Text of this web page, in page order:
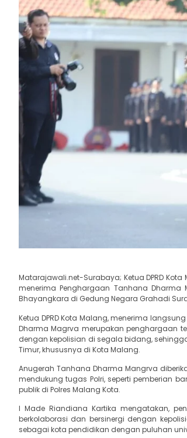
Matarajawali.net-Surabaya; Ketua DPRD
menerima Penghargaan Tanhana Dharma
Bhayangkara di Gedung Negara Grahadi
Ketua DPRD Kota Malang, menerima
Dharma Magrva merupakan penghargaan
dengan kepolisian di segala bidang,
Timur, khususnya di Kota Malang.
Anugerah Tanhana Dharma Mangrva
mendukung tugas Polri, seperti pemberian
publik di Polres Malang Kota.
I Made Riandiana Kartika mengatakan,
berkolaborasi dan bersinergi dengan
sebagai kota pendidikan dengan puluhan